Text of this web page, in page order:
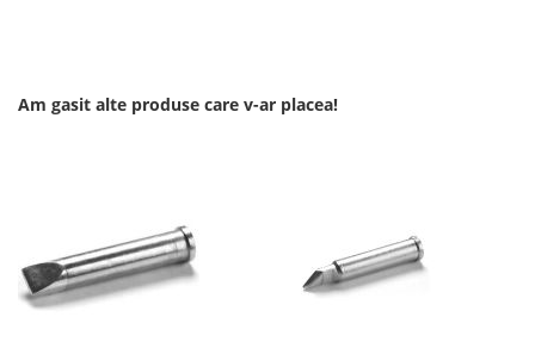
DE
Am gasit alte produse care v-ar placea!